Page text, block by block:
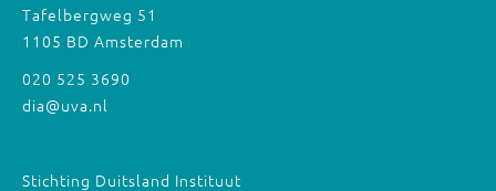
Tafelbergweg 51
1105 BD Amsterdam
020 525 3690
dia@uva.nl
Stichting Duitsland Instituut